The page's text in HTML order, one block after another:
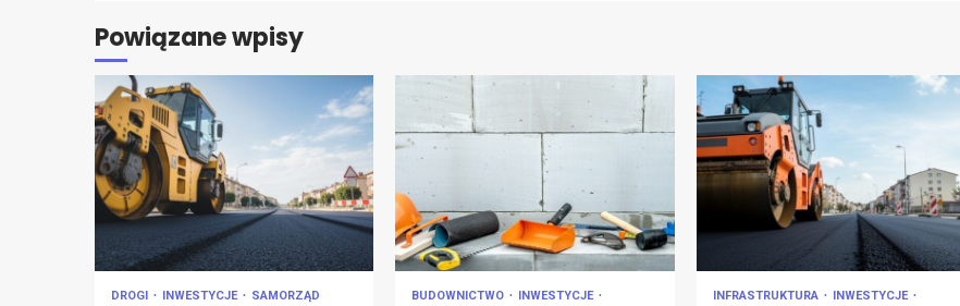
Powiązane wpisy
DROGI INWESTYCJE SAMORZĄD BUDOWNICTWO
INWESTYCJE
INFRASTRUKTURA
INWESTYCJE